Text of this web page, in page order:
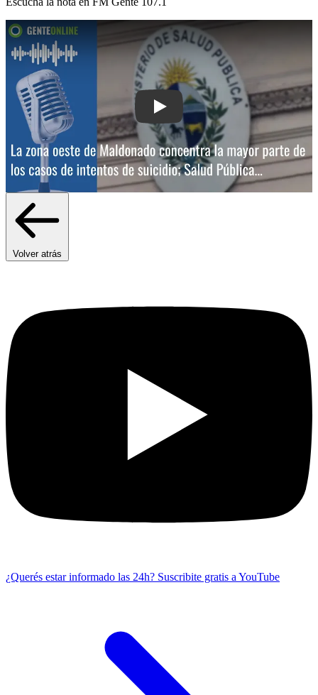
Play: La zona oeste de Maldonado
Volver atrás
¿Querés estar informado las 24h? Suscribite gratis a YouTube